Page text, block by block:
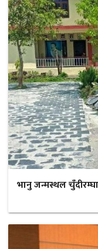
भानु जन्मस्थल